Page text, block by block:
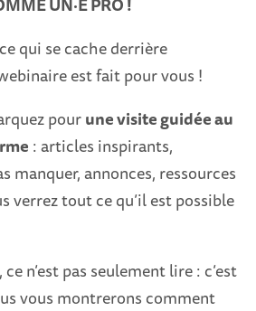
qui se cache derrière
est fait pour vous !
pourune visite guidée au
: articles inspirants,
manquer, annonces, ressources
verrez tout ce qu’il est possible
n’est pas seulement lire : c’est
vous montrerons comment